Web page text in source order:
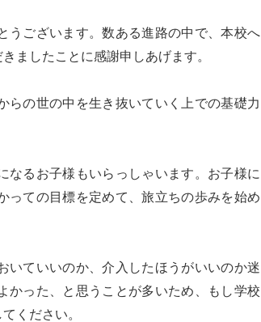
うございます。数ある進路の中で、本校へ
ましたことに感謝申しあげます。
らの世の中を生き抜いていく上での基礎力
なるお子様もいらっしゃいます。お子様に
っての目標を定めて、旅立ちの歩みを始め
いていいのか、介入したほうがいいのか迷
かった、と思うことが多いため、もし学校
ください。